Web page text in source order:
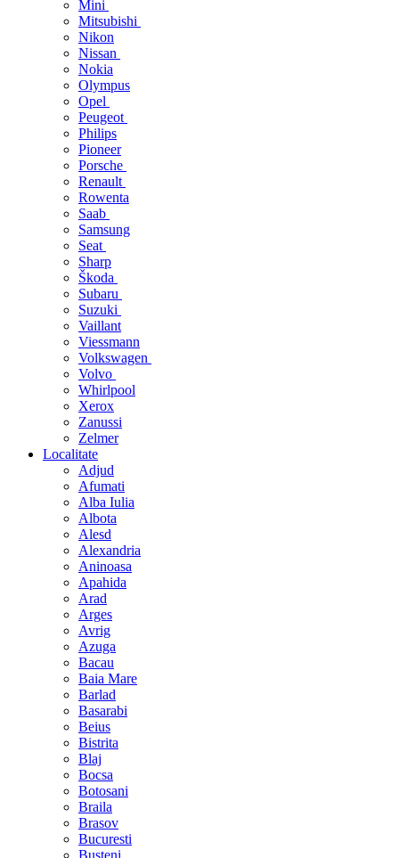
Mini
Mitsubishi
Nikon
Nissan
Nokia
Olympus
Opel
Peugeot
Philips
Pioneer
Porsche
Renault
Rowenta
Saab
Samsung
Seat
Sharp
Škoda
Subaru
Suzuki
Vaillant
Viessmann
Volkswagen
Volvo
Whirlpool
Xerox
Zanussi
Zelmer
Localitate
Adjud
Afumati
Alba Iulia
Albota
Alesd
Alexandria
Aninoasa
Apahida
Arad
Arges
Avrig
Azuga
Bacau
Baia Mare
Barlad
Basarabi
Beius
Bistrita
Blaj
Bocsa
Botosani
Braila
Brasov
Bucuresti